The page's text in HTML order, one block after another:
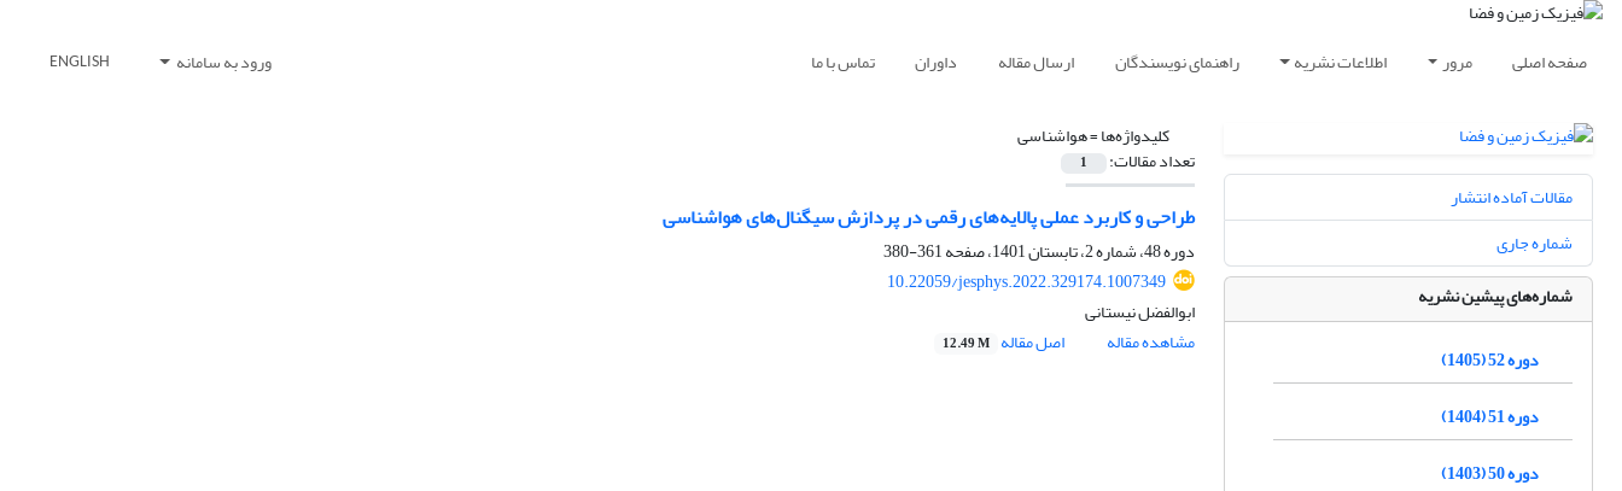
صفحه اصلی مرور اطلاعات نشریه راهنمای نویسندگان ارسال مقاله داوران تماس با ما ورود به سامانه ENGLISH
کلیدواژه‌ها =هواشناسی
تعداد مقالات: 1
طراحی و کاربرد عملی پالایه‌های رقمی در پردازش سیگنال‌های هواشناسی
دوره 48، شماره 2، تابستان 1401، صفحه
361-380
10.22059/jesphys.2022.329174.1007349
ابوالفضل نیستانی
مشاهده مقاله
اصل مقاله 12.49 M
مقالات آماده انتشار
شماره جاری
شماره‌های پیشین نشریه
دوره 52 (1405)
دوره 51 (1404)
دوره 50 (1403)